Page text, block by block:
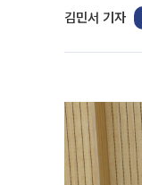
김민서 기자